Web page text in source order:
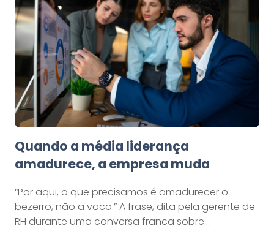
Quando a média liderança
amadurece, a empresa muda
“Por aqui, o que precisamos é amadurecer o
bezerro, não a vaca.” A frase, dita pela gerente de
RH durante uma conversa franca sobre…